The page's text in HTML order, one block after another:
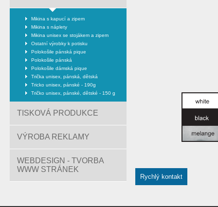
Mikina s kapucí a zipem
Mikina s náplety
Mikina unisex se stojákem a zipem
Ostatní výrobky k potisku
Polokošile pánská pique
Polokošile pánská
Polokošile dámská pique
Trička unisex, pánská, dětská
Tricko unisex, pánské - 190g
Tričko unisex, pánské, dětské - 150 g
TISKOVÁ PRODUKCE
VÝROBA REKLAMY
WEBDESIGN - TVORBA
WWW STRÁNEK
Rychlý kontakt